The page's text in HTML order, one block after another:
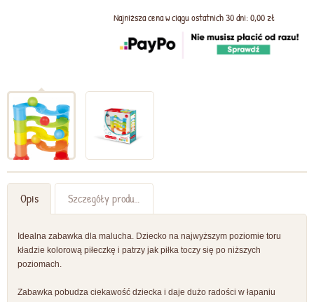
Najniższa cena w ciągu ostatnich 30 dni: 0,00 zł
Opis Szczegóły produktu
Idealna zabawka dla malucha. Dziecko na najwyższym poziomie toru
kładzie kolorową piłeczkę i patrzy jak piłka toczy się po niższych
poziomach.
Zabawka pobudza ciekawość dziecka i daje dużo radości w łapaniu